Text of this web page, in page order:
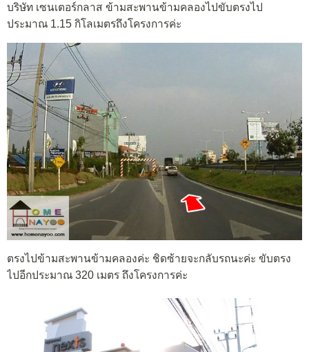
บริษัท เซนเตอร์กลาส ข้ามสะพานข้ามคลองไปขับตรงไป
ประมาณ 1.15 กิโลเมตรถึงโครงการค่ะ
ตรงไปข้ามสะพานข้ามคลองค่ะ ชิดซ้ายจะกลับรถนะค่ะ ขับตรง
ไปอีกประมาณ 320 เมตร ถึงโครงการค่ะ